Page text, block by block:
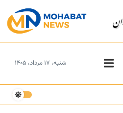
شنبه، ۱۷ مرداد، ۱۴۰۵